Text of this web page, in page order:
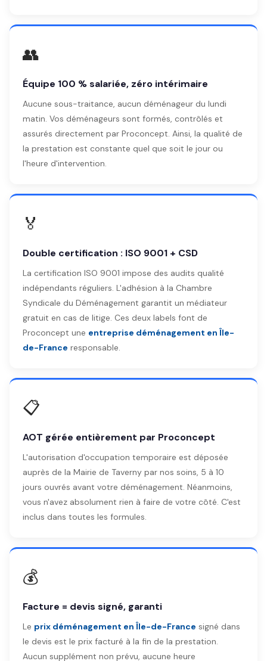
👥
Équipe 100 % salariée, zéro intérimaire
Aucune sous-traitance, aucun déménageur du lundi
matin. Vos déménageurs sont formés, contrôlés et
assurés directement par Proconcept. Ainsi, la qualité de
la prestation est constante quel que soit le jour ou
l'heure d'intervention.
🏅
Double certification : ISO 9001 + CSD
La certification ISO 9001 impose des audits qualité
indépendants réguliers. L'adhésion à la Chambre
Syndicale du Déménagement garantit un médiateur
gratuit en cas de litige. Ces deux labels font de
Proconcept une entreprise déménagement en Île-
de-France responsable.
📋
AOT gérée entièrement par Proconcept
L'autorisation d'occupation temporaire est déposée
auprès de la Mairie de Taverny par nos soins, 5 à 10
jours ouvrés avant votre déménagement. Néanmoins,
vous n'avez absolument rien à faire de votre côté. C'est
inclus dans toutes les formules.
💰
Facture = devis signé, garanti
Le prix déménagement en Île-de-France signé dans
le devis est le prix facturé à la fin de la prestation.
Aucun supplément non prévu, aucune heure